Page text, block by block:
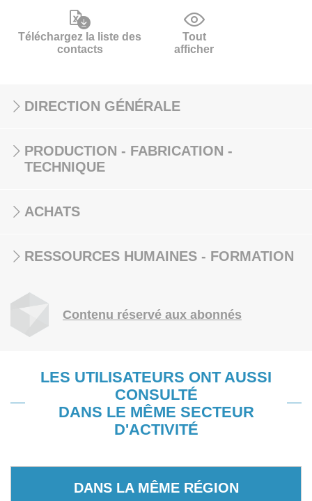
Téléchargez la liste des
contacts
Tout
afficher
DIRECTION GÉNÉRALE
PRODUCTION - FABRICATION -
TECHNIQUE
ACHATS
RESSOURCES HUMAINES - FORMATION
Contenu réservé aux abonnés
LES UTILISATEURS ONT AUSSI
CONSULTÉ
DANS LE MÊME SECTEUR
D'ACTIVITÉ
DANS LA MÊME RÉGION